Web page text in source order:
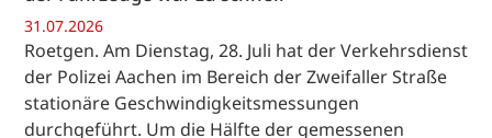
31.07.2026
Roetgen. Am Dienstag, 28. Juli hat der Verkehrsdienst
der Polizei Aachen im Bereich der Zweifaller Straße
stationäre Geschwindigkeitsmessungen
durchgeführt. Um die Hälfte der gemessenen